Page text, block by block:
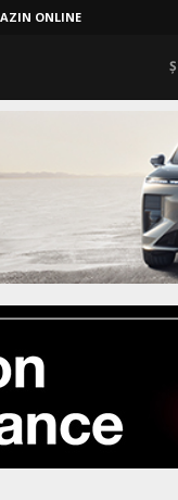
ONLINE